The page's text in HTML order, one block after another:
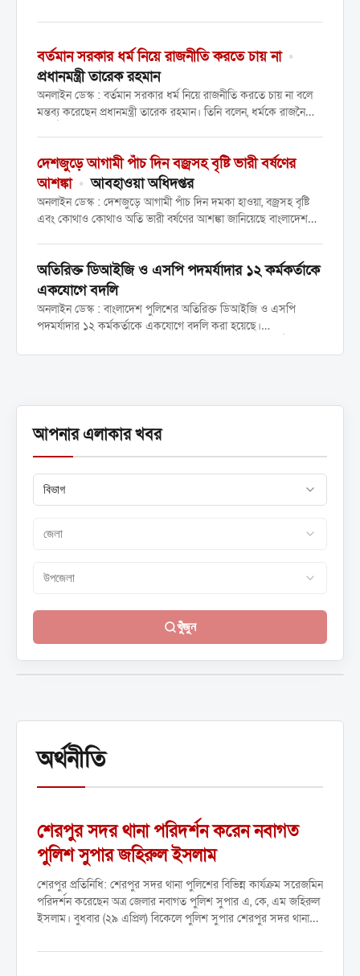
অধিকার আদায়, সাধারণ সভা আহ্বান এবং
প্রতিবাদ সভা অনুষ্ঠিত হয়েছে।...
বর্তমান সরকার ধর্ম নিয়ে রাজনীতি করতে চায় না •
প্রধানমন্ত্রী তারেক রহমান
অনলাইন ডেস্ক : বর্তমান সরকার ধর্ম নিয়ে রাজনীতি করতে চায় না বলে
মন্তব্য করেছেন প্রধানমন্ত্রী তারেক রহমান। তিনি বলেন, ধর্মকে রাজনৈতিক
দেশজুড়ে আগামী পাঁচ দিন বজ্রসহ বৃষ্টি ভারী বর্ষণের
আশঙ্কা • আবহাওয়া অধিদপ্তর
অনলাইন ডেস্ক : দেশজুড়ে আগামী পাঁচ দিন দমকা হাওয়া, বজ্রসহ বৃষ্টি
এবং কোথাও কোথাও অতি ভারী বর্ষণের আশঙ্কা জানিয়েছে বাংলাদেশ
অতিরিক্ত ডিআইজি ও এসপি পদমর্যাদার ১২ কর্মকর্তাকে
একযোগে বদলি
অনলাইন ডেস্ক : বাংলাদেশ পুলিশের অতিরিক্ত ডিআইজি ও এসপি
পদমর্যাদার ১২ কর্মকর্তাকে একযোগে বদলি করা হয়েছে।
করা এ আদেশ অবিলম্বে কার্যকর হবে বলেও জানানো হয়েছে। প্রজ্ঞাপনে
আপনার এলাকার খবর
খুঁজুন
অর্থনীতি
শেরপুর সদর থানা পরিদর্শন করেন নবাগত
পুলিশ সুপার জহিরুল ইসলাম
শেরপুর প্রতিনিধি: শেরপুর সদর থানা পুলিশের বিভিন্ন কার্যক্রম সরেজমিন
পরিদর্শন করেছেন অত্র জেলার নবাগত পুলিশ সুপার এ, কে, এম জহিরুল
ইসলাম। বুধবার (২৯ এপ্রিল) বিকেলে পুলিশ সুপার শেরপুর সদর থানায়